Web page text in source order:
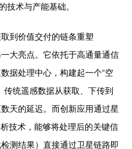
技术与产能基础。
到价值交付的链条重塑
大亮点。它依托于高通量通信
据处理中心，构建起一个“空
传统遥感数据从获取、下传到
天的延迟。而创新应用通过星
技术，能够将处理后的关键信
测结果）直接通过卫星链路即